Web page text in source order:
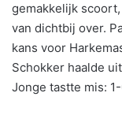
gemakkelijk
van dichtbij over.
kans voor
Schokker haalde
Jonge tastte mis: